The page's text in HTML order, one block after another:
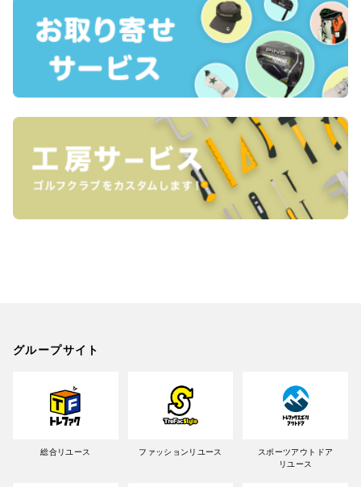
グループサイト
総合リユース ファッションリユース
スポーツアウトドア
リユース